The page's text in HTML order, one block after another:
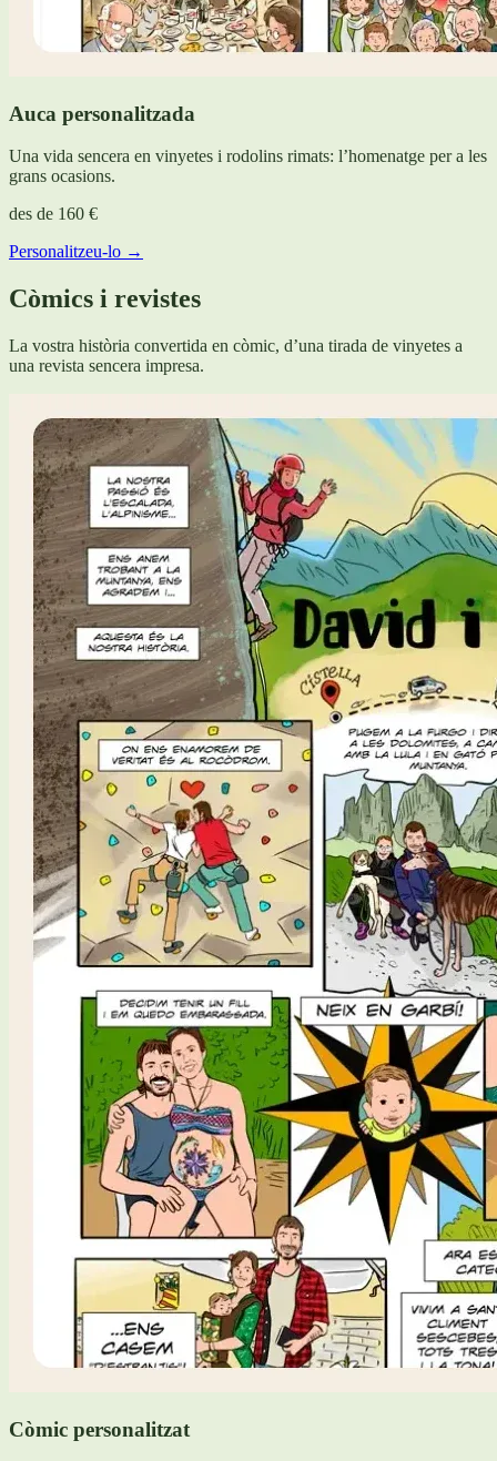
Auca personalitzada
Una vida sencera en vinyetes i rodolins rimats: l’homenatge per a les
grans ocasions.
des de 160 €
Personalitzeu-lo →
Còmics i revistes
La vostra història convertida en còmic, d’una tirada de vinyetes a
una revista sencera impresa.
Còmic personalitzat